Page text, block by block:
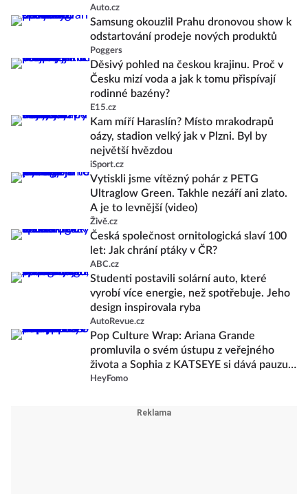
Auto.cz
Samsung okouzlil Prahu dronovou show k
odstartování prodeje nových produktů
Poggers
Děsivý pohled na českou krajinu. Proč v
Česku mizí voda a jak k tomu přispívají
rodinné bazény?
E15.cz
Kam míří Haraslín? Místo mrakodrapů
oázy, stadion velký jak v Plzni. Byl by
největší hvězdou
iSport.cz
Vytiskli jsme vítězný pohár z PETG
Ultraglow Green. Takhle nezáří ani zlato.
A je to levnější (video)
Živě.cz
Česká společnost ornitologická slaví 100
let: Jak chrání ptáky v ČR?
ABC.cz
Studenti postavili solární auto, které
vyrobí více energie, než spotřebuje. Jeho
design inspirovala ryba
AutoRevue.cz
Pop Culture Wrap: Ariana Grande
promluvila o svém ústupu z veřejného
života a Sophia z KATSEYE si dává pauzu
od skupiny
HeyFomo